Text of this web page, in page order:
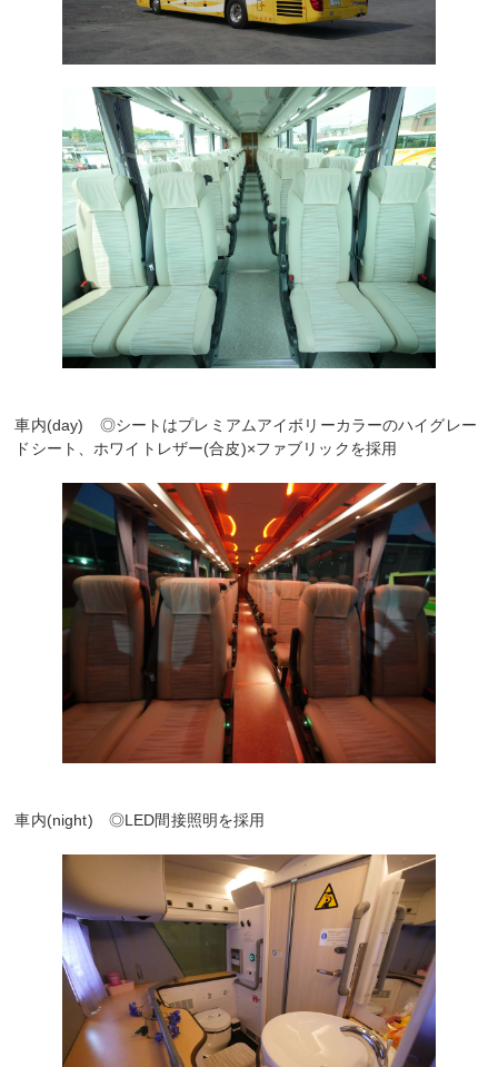
車内(day) ◎シートはプレミアムアイボリーカラーのハイグレー
ドシート、ホワイトレザー(合皮)×ファブリックを採用
車内(night) ◎LED間接照明を採用